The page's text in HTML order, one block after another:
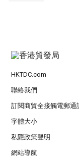
HKTDC.com
聯絡我們
訂閱商貿全接觸電郵通
字體大小
私隱政策聲明
網站導航